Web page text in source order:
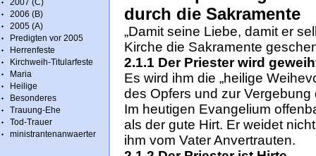
2007 (C)
2006 (B)
2005 (A)
Predigten vor 2005
Herrenfeste
Kirchweih-Titularfeste
Maria
Heilige
Besonderes
Trauung-Ehe
Tod-Trauer
ministrantenanwaerter
durch die Sakramente
„Damit seine Liebe, damit er
Kirche die Sakramente
2.1.1 Der Priester wird
Es wird ihm die „heilige
des Opfers und zur Vergebung
Im heutigen Evangelium
als der gute Hirt. Er weidet
ihm vom Vater Anvertrauten.